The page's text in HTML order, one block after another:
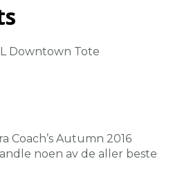
Downtown Tote
Coach’s Autumn 2016
noen av de aller beste